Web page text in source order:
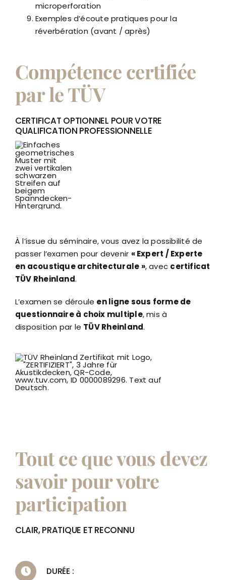
microperforation
Exemples d’écoute pratiques pour la
réverbération (avant / après)
Compétence certifiée
par le TÜV
CERTIFICAT OPTIONNEL POUR VOTRE
QUALIFICATION PROFESSIONNELLE
À l’issue du séminaire, vous avez la possibilité de
passer l’examen pour devenir « Expert / Experte
en acoustique architecturale », avec certificat
TÜV Rheinland.
L’examen se déroule en ligne sous forme de
questionnaire à choix multiple, mis à
disposition par le TÜV Rheinland.
Tout ce que vous devez
savoir pour votre
participation
CLAIR, PRATIQUE ET RECONNU
DURÉE :